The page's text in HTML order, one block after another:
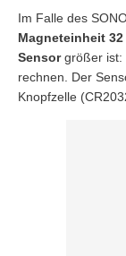
Im Falle des
Magneteinheit 32
Sensorgrößer ist:
rechnen. Der
Knopfzelle